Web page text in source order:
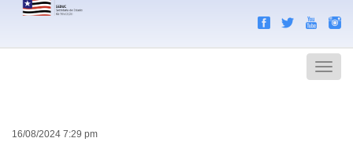
Menu
16/08/2024 7:29 pm